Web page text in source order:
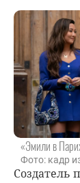
«Эмили в
Фото: кадр
Создатель